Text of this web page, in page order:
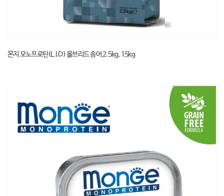
몬지 모노프로틴(L.I.D) 올브리드 송어 2.5kg, 15kg